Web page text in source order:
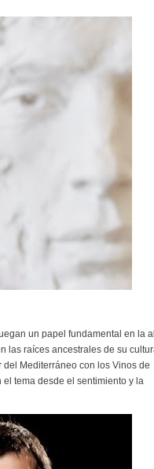
un papel fundamental en la
las raíces ancestrales de su
Mediterráneo con los Vinos de
tema desde el sentimiento y la